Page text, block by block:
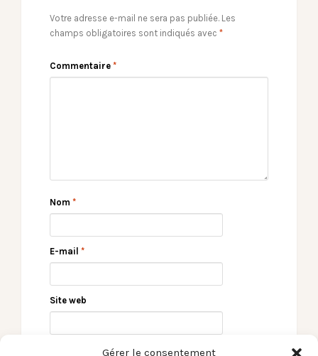
Gérer le consentement
Votre adresse e-mail ne sera pas publiée. Les
champs obligatoires sont indiqués avec *
Commentaire *
Nom *
E-mail *
Site web